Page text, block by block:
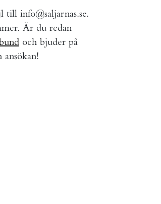
info@saljarnas.se.
Är du redan
och bjuder på